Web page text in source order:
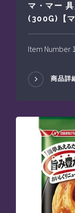
マ・マー
(300G)【マ
Item Number
商品詳